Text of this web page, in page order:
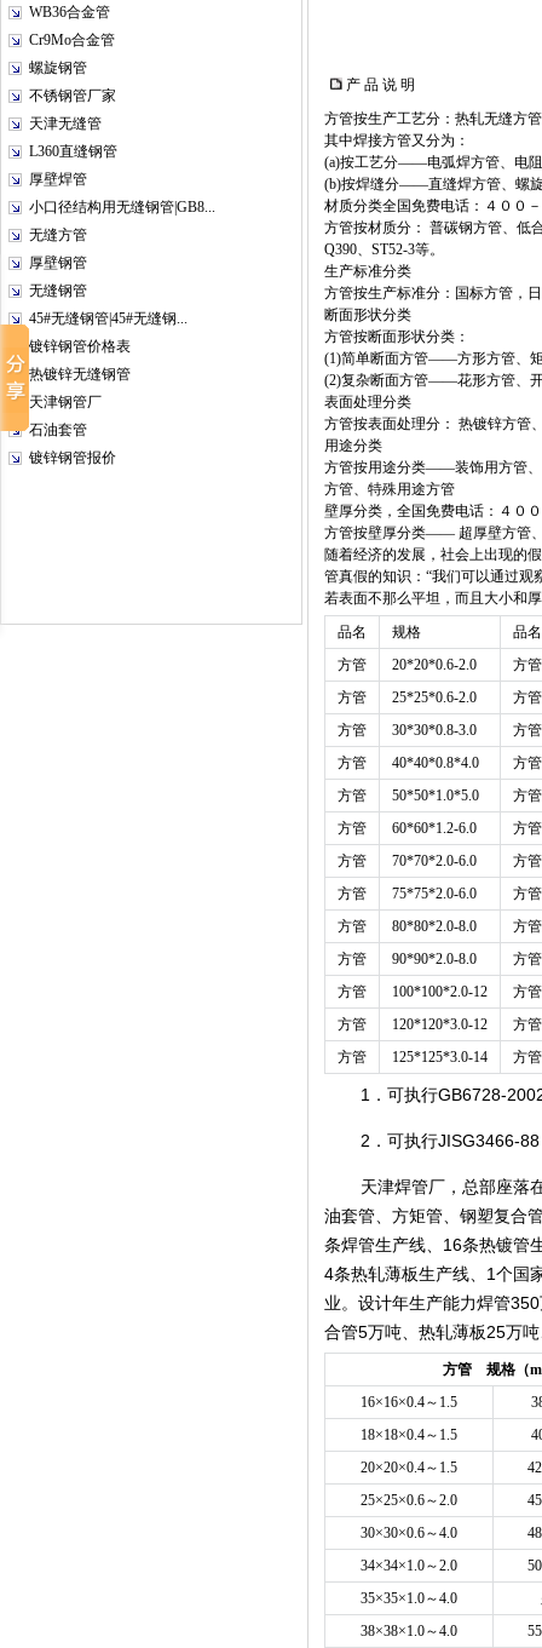
WB36合金管
Cr9Mo合金管
螺旋钢管
不锈钢管厂家
天津无缝管
L360直缝钢管
厚壁焊管
小口径结构用无缝钢管|GB8...
无缝方管
厚壁钢管
无缝钢管
45#无缝钢管|45#无缝钢...
镀锌钢管价格表
热镀锌无缝钢管
天津钢管厂
石油套管
镀锌钢管报价
产 品 说 明
方管按生产工艺分：热轧无缝方
其中焊接方管又分为：
(a)按工艺分——电弧焊方管、电
(b)按焊缝分——直缝焊方管、螺
材质分类全国免费电话：４００
方管按材质分： 普碳钢方管、低
Q390、ST52-3等。
生产标准分类
方管按生产标准分：国标方管，
断面形状分类
方管按断面形状分类：
(1)简单断面方管——方形方管、
(2)复杂断面方管——花形方管、
表面处理分类
方管按表面处理分： 热镀锌方管
用途分类
方管按用途分类——装饰用方管、
方管、特殊用途方管
壁厚分类， 全国免费电话：４０
方管按壁厚分类—— 超厚壁方管
随着经济的发展，社会上出现的
管真假的知识：“我们可以通过
若表面不那么平坦，而且大小和
品名
规格
品名
方管
20*20*0.6-2.0
方管
方管
25*25*0.6-2.0
方管
方管
30*30*0.8-3.0
方管
方管
40*40*0.8*4.0
方管
方管
50*50*1.0*5.0
方管
方管
60*60*1.2-6.0
方管
方管
70*70*2.0-6.0
方管
方管
75*75*2.0-6.0
方管
方管
80*80*2.0-8.0
方管
方管
90*90*2.0-8.0
方管
方管
100*100*2.0-12
方管
方管
120*120*3.0-12
方管
方管
125*125*3.0-14 方管
1．可执行GB6728-
2．可执行JISG3466-
天津焊管厂，总部座落
油套管、方矩管、钢塑复合
条焊管生产线、16条热镀管
4条热轧薄板生产线、1个国
业。设计年生产能力焊管
合管5万吨、热轧薄板25万
方管 规格（
16×16×0.4～1.5
18×18×0.4～1.5
20×20×0.4～1.5
25×25×0.6～2.0
30×30×0.6～4.0
34×34×1.0～2.0
35×35×1.0～4.0
38×38×1.0～4.0